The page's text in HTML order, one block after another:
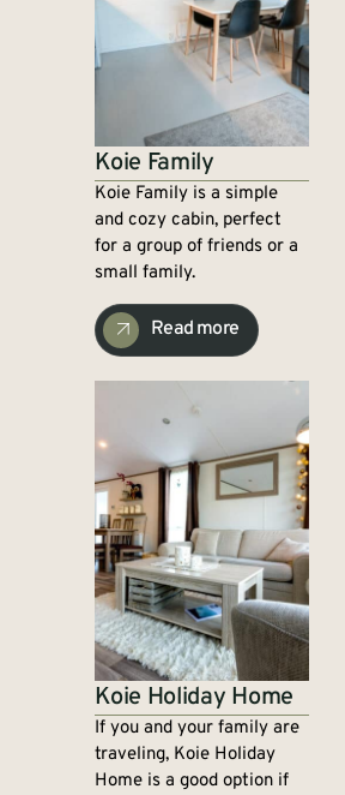
Koie Family
Koie Family is a simple
and cozy cabin, perfect
for a group of friends or a
small family.
Read more
Koie Holiday Home
If you and your family are
traveling, Koie Holiday
Home is a good option if